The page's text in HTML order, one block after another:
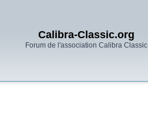
Calibra-Classic.org
Forum de l'association Calibra Classic